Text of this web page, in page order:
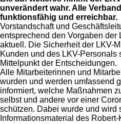
unverändert wahr. Alle
funktionsfähig und erreichbar.
Vorstandschaft und
entsprechend den Vorgaben der
aktuell. Die Sicherheit der LKV-
Kunden und des LKV-Personals
Mittelpunkt der Entscheidungen.
Alle Mitarbeiterinnen und
wurden und werden umfassend
informiert, welche Maßnahmen
selbst und andere vor einer
schützen. Dabei wurde und wird
Informationsmaterial des